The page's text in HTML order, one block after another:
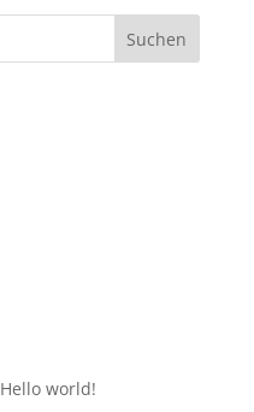
Hello world!